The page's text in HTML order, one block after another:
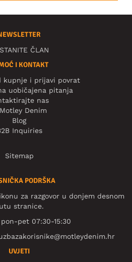
ČLAN
I KONTAKT
kupnje i prijavi povrat
uobičajena pitanja
nas
Denim
Blog
Inquiries
Sitemap
PODRŠKA
za razgovor u donjem desnom
stranice.
pet 07:30-15:30
UVJETI